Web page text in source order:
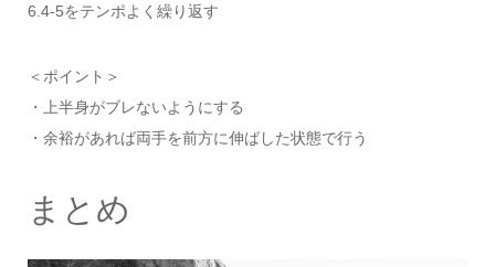
6.4-5をテンポよく繰り返す
＜ポイント＞
・上半身がブレないようにする
・余裕があれば両手を前方に伸ばした状態で行う
まとめ